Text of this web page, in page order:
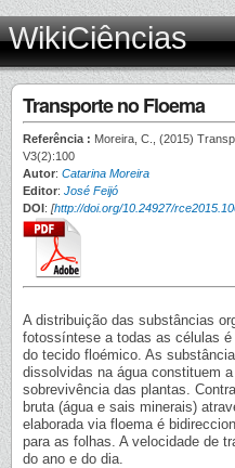
WikiCiências
Transporte no Floema
Referência : Moreira, C., (2015)
V3(2):100
Autor: Catarina Moreira
Editor: José Feijó
DOI: [http://doi.org/10.24927/
A distribuição das substâncias
fotossíntese a todas as células
do tecido floémico. As
dissolvidas na água constituem
sobrevivência das plantas.
bruta (água e sais minerais)
elaborada via floema é
para as folhas. A velocidade de
do ano e do dia.